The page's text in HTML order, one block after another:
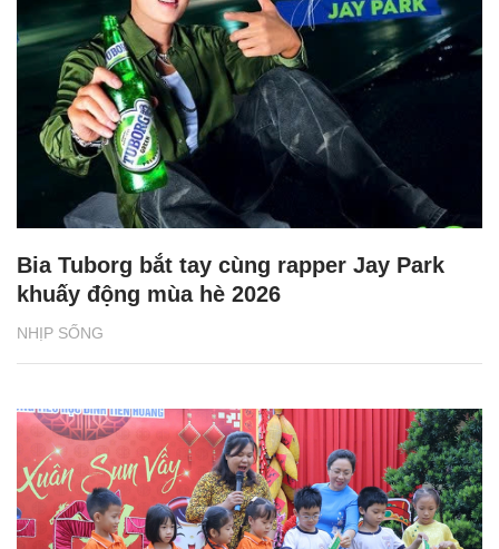
NHỊP SỐNG
Bia Tuborg bắt tay cùng rapper Jay Park
khuấy động mùa hè 2026